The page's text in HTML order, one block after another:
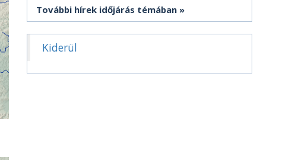
További hírek időjárás témában
Kiderül